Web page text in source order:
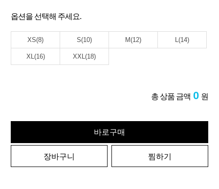
옵션을 선택해 주세요.
XS(8) S(10) M(12) L(14)
XL(16) XXL(18)
총 상품 금액 0 원
바로구매
장바구니 찜하기